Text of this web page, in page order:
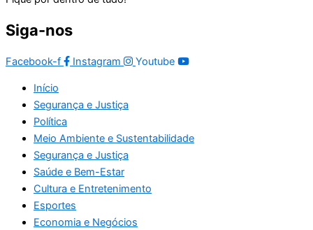
Siga-nos
Facebook-f Instagram Youtube
Início
Segurança e Justiça
Política
Meio Ambiente e Sustentabilidade
Segurança e Justiça
Saúde e Bem-Estar
Cultura e Entretenimento
Esportes
Economia e Negócios